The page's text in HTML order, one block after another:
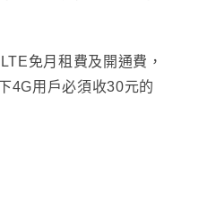
免月租費及開通費 ，
4G用戶必須收30元的